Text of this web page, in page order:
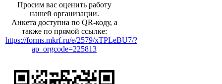
Просим вас оценить работу
нашей организации.
Анкета доступна по QR-коду, а
также по прямой ссылке:
https://forms.mkrf.ru/e/2579/xTPLeBU7/?
ap_orgcode=225813